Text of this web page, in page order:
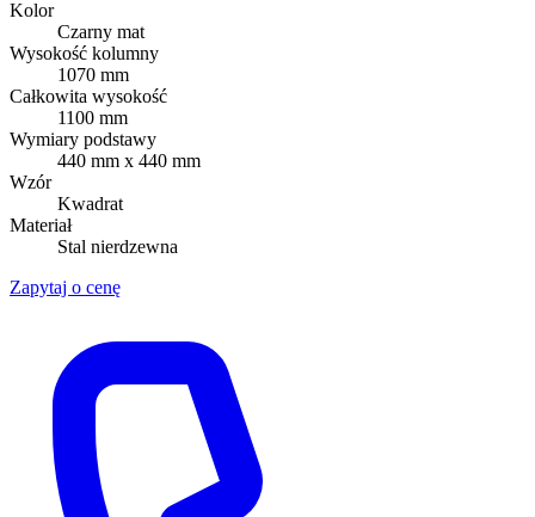
Kolor
Czarny mat
Wysokość kolumny
1070 mm
Całkowita wysokość
1100 mm
Wymiary podstawy
440 mm x 440 mm
Wzór
Kwadrat
Materiał
Stal nierdzewna
Zapytaj o cenę